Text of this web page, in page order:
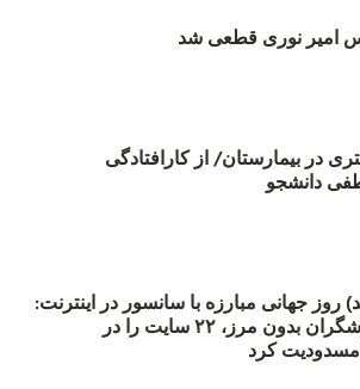
نوری قطعی شد
در بیمارستان/ از کارافتادگی
(۲۱ اسفند) روز جهانی مبارزه با سانسور در اینترنت:
#آزادی هم‌آیند گزارشگران‌ بدون مرز، ۲۲ سایت را در
کرد